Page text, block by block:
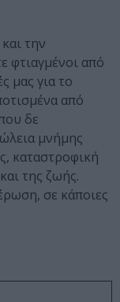
την
φτιαγμένοι από
μας για το
από
δε
μνήμης
καταστροφική
της ζωής.
σε κάποιες